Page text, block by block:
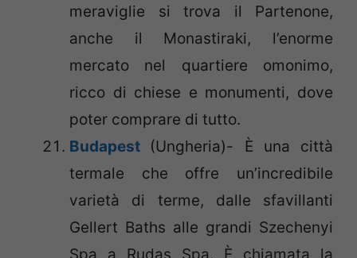
meraviglie si trova il Partenone,
anche il Monastiraki, l’enorme
mercato nel quartiere omonimo,
ricco di chiese e monumenti, dove
poter comprare di tutto.
Budapest
(Ungheria)- È una città
termale che offre un’incredibile
varietà di terme, dalle sfavillanti
Gellert Baths alle grandi Szechenyi